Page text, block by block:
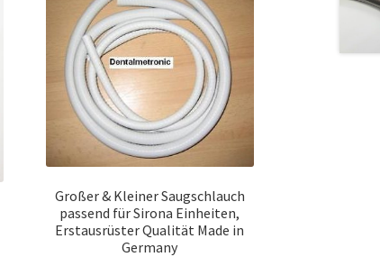
Großer & Kleiner Saugschlauch
passend für Sirona Einheiten,
Erstausrüster Qualität Made in
Germany